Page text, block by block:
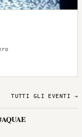
TUTTI GLI EVENTI →